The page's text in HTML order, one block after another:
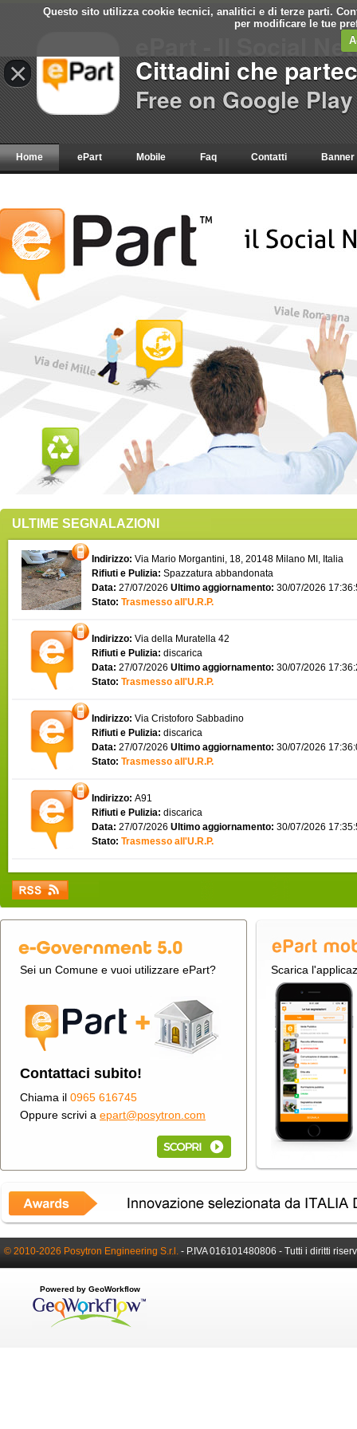
Questo sito utilizza cookie tecnici, analitici e di terze parti.
per modificare le tue
Home ePart Mobile Faq Contatti Banner
ULTIME SEGNALAZIONI
Indirizzo: Via Mario Morgantini, 18, 20148 Milano MI, Italia
Rifiuti e Pulizia: Spazzatura abbandonata
Data: 27/07/2026 Ultimo aggiornamento: 30/07/2026
Stato: Trasmesso all'U.R.P.
Indirizzo: Via della Muratella 42
Rifiuti e Pulizia: discarica
Data: 27/07/2026 Ultimo aggiornamento: 30/07/2026
Stato: Trasmesso all'U.R.P.
Indirizzo: Via Cristoforo Sabbadino
Rifiuti e Pulizia: discarica
Data: 27/07/2026 Ultimo aggiornamento: 30/07/2026
Stato: Trasmesso all'U.R.P.
Indirizzo: A91
Rifiuti e Pulizia: discarica
Data: 27/07/2026 Ultimo aggiornamento: 30/07/2026
Stato: Trasmesso all'U.R.P.
Sei un Comune e vuoi utilizzare ePart?
Contattaci subito!
Chiama il 0965 616745
Oppure scrivi a epart@posytron.com
Scarica
© 2010-2026 Posytron Engineering S.r.l. - P.IVA 016101480806 - Tutti i diritti
Powered by GeoWorkflow
×
ePart - Il Social
Cittadini che
Free on Google Play